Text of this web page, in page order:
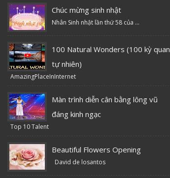
Chúc mừng sinh nhật
Nhân Sinh nhật lần thứ 58 của ...
100 Natural Wonders (100 kỳ quan
tự nhiên)
AmazingPlaceInInternet
Màn trình diễn cân bằng lông vũ
đáng kinh ngạc
Top 10 Talent
Beautiful Flowers Opening
David de losantos